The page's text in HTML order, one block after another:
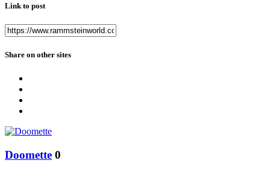
Link to post
Share on other sites
Doomette 0